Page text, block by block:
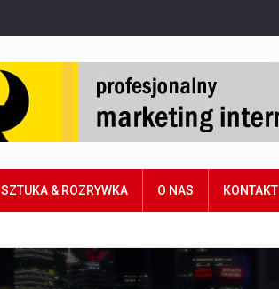
SZTUKA & ROZRYWKA O NAS KONTAKT